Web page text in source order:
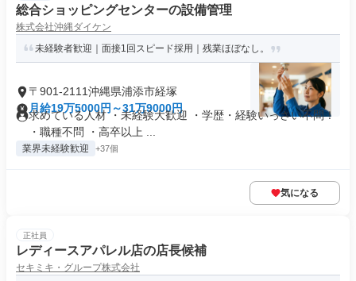
総合ショッピングセンターの設備管理
株式会社沖縄ダイケン
未経験者歓迎｜面接1回スピード採用｜残業ほぼなし。
〒901-2111沖縄県浦添市経塚
月給19万5000円～31万9000円
求めている人材 ・未経験大歓迎 ・学歴・経験いっさい不問！
・職種不問 ・高卒以上 ...
業界未経験歓迎 +37個
気になる
正社員
レディースアパレル店の店長候補
セキミキ・グループ株式会社